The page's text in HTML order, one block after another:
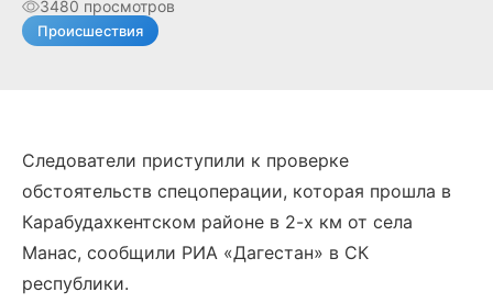
3480 просмотров
Происшествия
Следователи приступили к проверке
обстоятельств спецоперации, которая прошла в
Карабудахкентском районе в 2-х км от села
Манас, сообщили РИА «Дагестан» в СК
республики.